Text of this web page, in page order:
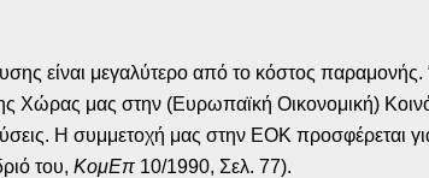
είναι μεγαλύτερο από το κόστος
Χώρας μας στην (Ευρωπαϊκή Οικονομική)
Η συμμετοχή μας στην ΕΟΚ προσφέρεται
του, ΚομΕπ 10/1990, Σελ. 77).